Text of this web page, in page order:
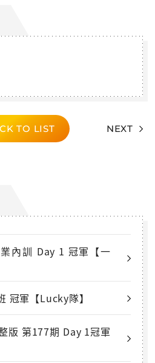
TO LIST NEXT
內訓 Day 1 冠軍【一
冠軍【Lucky隊】
版 第177期 Day 1冠軍